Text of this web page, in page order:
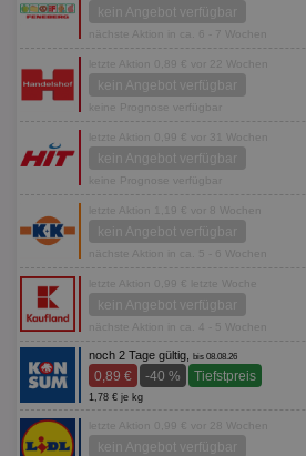
kein Angebot verfügbar
nächste Aktion in ca. 6 - 7 Wochen
letzte Aktion 0,89 € vor 22 Wochen
kein Angebot verfügbar
keine Prognose verfügbar
letzte Aktion 0,99 € vor 31 Wochen
kein Angebot verfügbar
keine Prognose verfügbar
letzte Aktion 1,19 € vor 8 Wochen
kein Angebot verfügbar
nächste Aktion in ca. 5 - 6 Wochen
letzte Aktion 0,99 € letzte Woche
kein Angebot verfügbar
nächste Aktion in ca. 4 - 5 Wochen
noch 2 Tage gültig, bis 08.08.26
0,89 € -40 % Tiefstpreis
1,78 € je kg
letzte Aktion 0,99 € vor 28 Wochen
kein Angebot verfügbar